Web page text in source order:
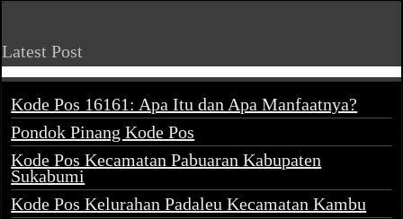
Latest Post
Kode Pos 16161: Apa Itu dan Apa Manfaatnya?
Pondok Pinang Kode Pos
Kode Pos Kecamatan Pabuaran Kabupaten
Sukabumi
Kode Pos Kelurahan Padaleu Kecamatan Kambu